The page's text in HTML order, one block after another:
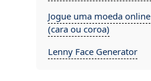
Jogue uma moeda online
(cara ou coroa)
Lenny Face Generator